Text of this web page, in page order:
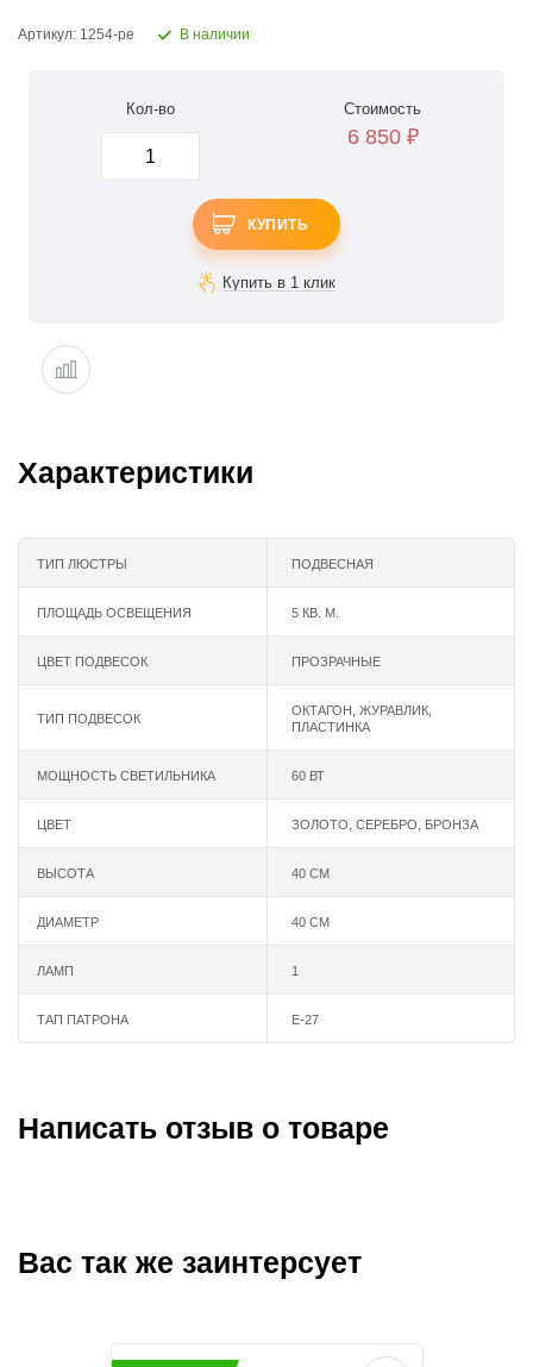
Артикул: 1254-ре В наличии
Кол-во Стоимость
6 850 ₽
КУПИТЬ
Характеристики
ТИП ЛЮСТРЫ ПОДВЕСНАЯ
ПЛОЩАДЬ ОСВЕЩЕНИЯ 5 КВ. М.
ЦВЕТ ПОДВЕСОК ПРОЗРАЧНЫЕ
ТИП ПОДВЕСОК
ОКТАГОН, ЖУРАВЛИК,
ПЛАСТИНКА
МОЩНОСТЬ СВЕТИЛЬНИКА 60 ВТ
ЦВЕТ ЗОЛОТО СЕРЕБРО БРОНЗА
ВЫСОТА 40 СМ
ДИАМЕТР 40 СМ
ЛАМП 1
ТАП ПАТРОНА Е-27
Написать отзыв о товаре
Вас так же заинтерсует